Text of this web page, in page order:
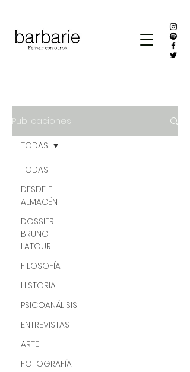
Publicaciones
TODAS
DESDE EL
ALMACÉN
DOSSIER
BRUNO
LATOUR
FILOSOFÍA
HISTORIA
PSICOANÁLISIS
ENTREVISTAS
ARTE
FOTOGRAFÍA
TODAS